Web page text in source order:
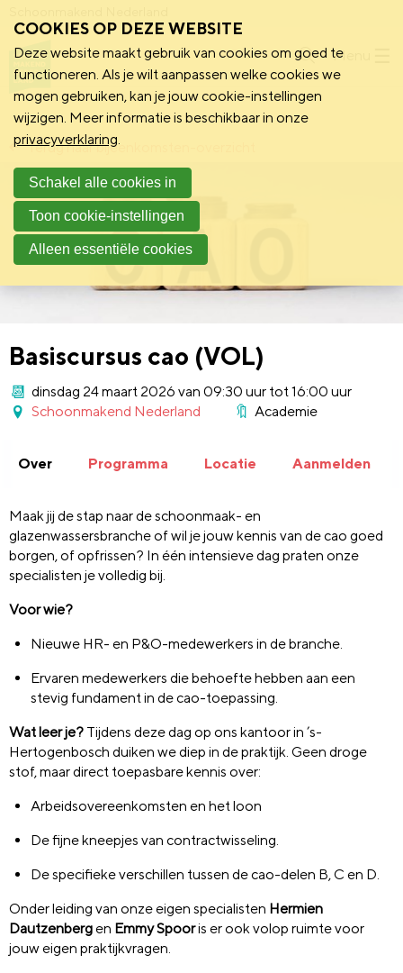
Menu
Terug naar bijeenkomsten-overzicht
Basiscursus cao (VOL)
dinsdag 24 maart 2026 van 09:30 uur tot 16:00 uur
Schoonmakend Nederland
Academie
Over Programma Locatie Aanmelden
Maak jij de stap naar de schoonmaak- en
glazenwassersbranche of wil je jouw kennis van de cao goed
borgen, of opfrissen? In één intensieve dag praten onze
specialisten je volledig bij.
Voor wie?
Nieuwe HR- en P&O-medewerkers in de branche.
Ervaren medewerkers die behoefte hebben aan een
stevig fundament in de cao-toepassing.
Wat leer je? Tijdens deze dag op ons kantoor in ’s-
Hertogenbosch duiken we diep in de praktijk. Geen droge
stof, maar direct toepasbare kennis over:
Arbeidsovereenkomsten en het loon
De fijne kneepjes van contractwisseling.
De specifieke verschillen tussen de cao-delen B, C en D.
Onder leiding van onze eigen specialisten Hermien
Dautzenbergen Emmy Spooris er ook volop ruimte voor
jouw eigen praktijkvragen.
COOKIES OP DEZE WEBSITE
Deze website maakt gebruik van cookies om goed te
functioneren. Als je wilt aanpassen welke cookies we
mogen gebruiken, kan je jouw cookie-instellingen
wijzigen. Meer informatie is beschikbaar in onze
privacyverklaring.
Schakel alle cookies in
Toon cookie-instellingen
Alleen essentiële cookies